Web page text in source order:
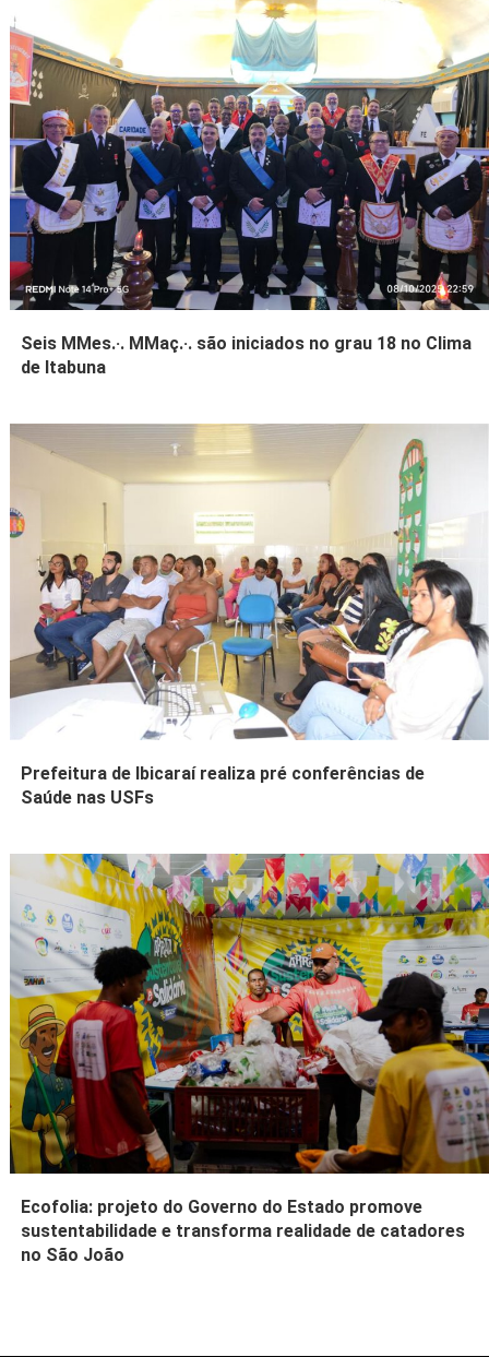
Seis MMes.·. MMaç.·. são iniciados no grau 18 no Clima
de Itabuna
Prefeitura de Ibicaraí realiza pré conferências de
Saúde nas USFs
Ecofolia: projeto do Governo do Estado promove
sustentabilidade e transforma realidade de catadores
no São João